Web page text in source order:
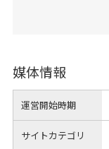
媒体情報
運営開始時期
サイトカテゴリ